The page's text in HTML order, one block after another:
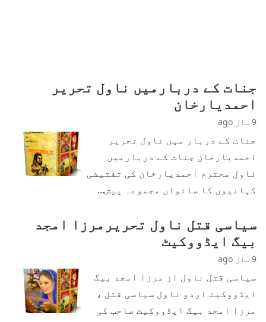
جنات کے دربارمیں ناول تحریر
احمدیارخان
9 سال ago
جنات کے دربار میں ناول تحریر
احمدیارخان جنات کے دربارمیں
ناول محترم احمدیارخان کی تفتیشی
کہانیوں کا ساتواں مجموعہ پیش…
سیاسی قتل ناول تحریرمرزا امجد
بیگ ایڈووکیٹ
9 سال ago
سیاسی قتل ناول از مرزا امجد بیگ
ایڈووکیٹ اردو ناول سیاسی قتل ،
مرزا امجد بیگ ایڈووکیٹ صاحب کی